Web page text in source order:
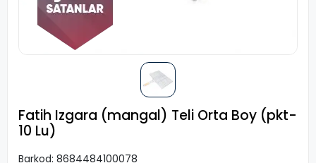
Fatih Izgara (mangal) Teli Orta Boy (pkt-
10 Lu)
Barkod: 8684484100078